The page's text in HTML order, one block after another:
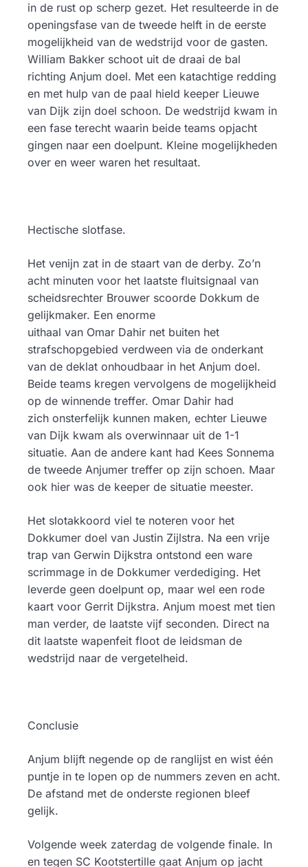
in de rust op scherp gezet. Het resulteerde in de
openingsfase van de tweede helft in de eerste
mogelijkheid van de wedstrijd voor de gasten.
William Bakker schoot uit de draai de bal
richting Anjum doel. Met een katachtige redding
en met hulp van de paal hield keeper Lieuwe
van Dijk zijn doel schoon. De wedstrijd kwam in
een fase terecht waarin beide teams opjacht
gingen naar een doelpunt. Kleine mogelijkheden
over en weer waren het resultaat.
Hectische slotfase.
Het venijn zat in de staart van de derby. Zo’n
acht minuten voor het laatste fluitsignaal van
scheidsrechter Brouwer scoorde Dokkum de
gelijkmaker. Een enorme
uithaal van Omar Dahir net buiten het
strafschopgebied verdween via de onderkant
van de deklat onhoudbaar in het Anjum doel.
Beide teams kregen vervolgens de mogelijkheid
op de winnende treffer. Omar Dahir had
zich onsterfelijk kunnen maken, echter Lieuwe
van Dijk kwam als overwinnaar uit de 1-1
situatie. Aan de andere kant had Kees Sonnema
de tweede Anjumer treffer op zijn schoen. Maar
ook hier was de keeper de situatie meester.
Het slotakkoord viel te noteren voor het
Dokkumer doel van Justin Zijlstra. Na een vrije
trap van Gerwin Dijkstra ontstond een ware
scrimmage in de Dokkumer verdediging. Het
leverde geen doelpunt op, maar wel een rode
kaart voor Gerrit Dijkstra. Anjum moest met tien
man verder, de laatste vijf seconden. Direct na
dit laatste wapenfeit floot de leidsman de
wedstrijd naar de vergetelheid.
Conclusie
Anjum blijft negende op de ranglijst en wist één
puntje in te lopen op de nummers zeven en acht.
De afstand met de onderste regionen bleef
gelijk.
Volgende week zaterdag de volgende finale. In
en tegen SC Kootstertille gaat Anjum op jacht